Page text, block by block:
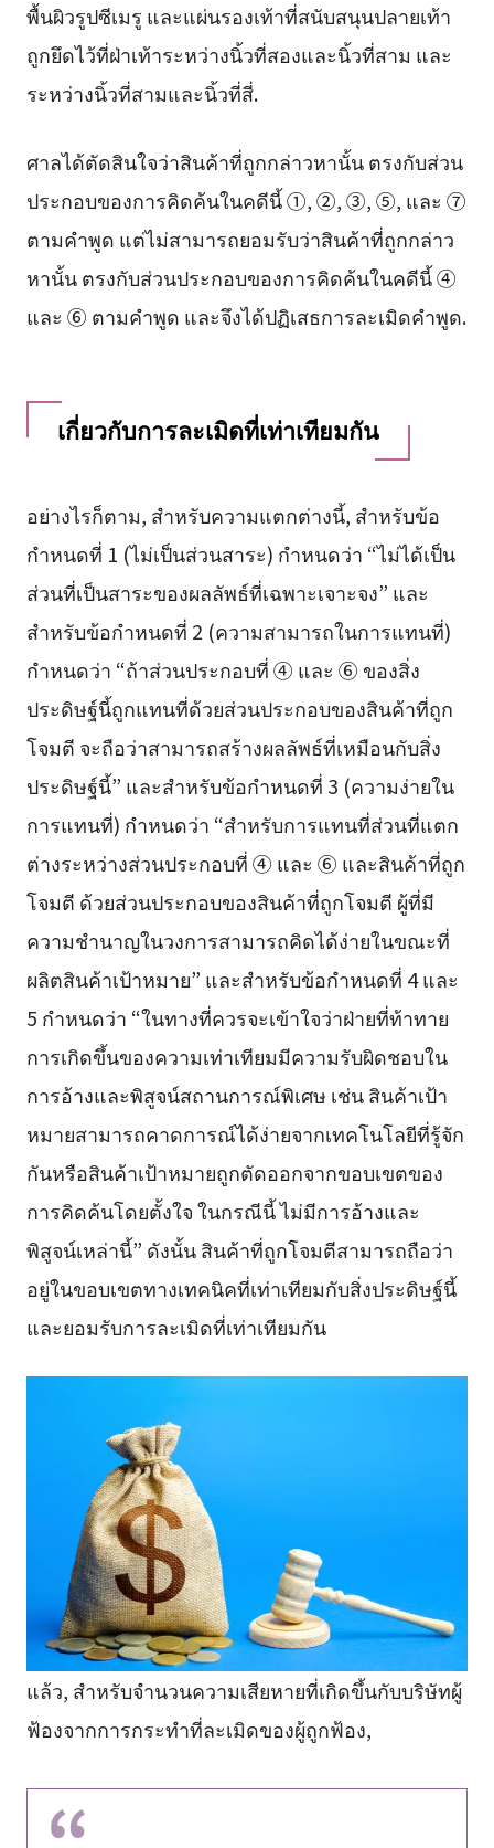
พื้นผิวรูปซีเมรู และแผ่นรองเท้าที่สนับสนุนปลายเท้า
ถูกยึดไว้ที่ฝ่าเท้าระหว่างนิ้วที่สองและนิ้วที่สาม และ
ระหว่างนิ้วที่สามและนิ้วที่สี่.
ศาลได้ตัดสินใจว่าสินค้าที่ถูกกล่าวหานั้น ตรงกับส่วน
ประกอบของการคิดค้นในคดีนี้ ①, ②, ③, ⑤, และ ⑦
ตามคำพูด แต่ไม่สามารถยอมรับว่าสินค้าที่ถูกกล่าว
หานั้น ตรงกับส่วนประกอบของการคิดค้นในคดีนี้ ④
และ ⑥ ตามคำพูด และจึงได้ปฏิเสธการละเมิดคำพูด.
เกี่ยวกับการละเมิดที่เท่าเทียมกัน
อย่างไรก็ตาม, สำหรับความแตกต่างนี้, สำหรับข้อ
กำหนดที่ 1 (ไม่เป็นส่วนสาระ) กำหนดว่า “ไม่ได้เป็น
ส่วนที่เป็นสาระของผลลัพธ์ที่เฉพาะเจาะจง” และ
สำหรับข้อกำหนดที่ 2 (ความสามารถในการแทนที่)
กำหนดว่า “ถ้าส่วนประกอบที่ ④ และ ⑥ ของสิ่ง
ประดิษฐ์นี้ถูกแทนที่ด้วยส่วนประกอบของสินค้าที่ถูก
โจมตี จะถือว่าสามารถสร้างผลลัพธ์ที่เหมือนกับสิ่ง
ประดิษฐ์นี้” และสำหรับข้อกำหนดที่ 3 (ความง่ายใน
การแทนที่) กำหนดว่า “สำหรับการแทนที่ส่วนที่แตก
ต่างระหว่างส่วนประกอบที่ ④ และ ⑥ และสินค้าที่ถูก
โจมตี ด้วยส่วนประกอบของสินค้าที่ถูกโจมตี ผู้ที่มี
ความชำนาญในวงการสามารถคิดได้ง่ายในขณะที่
ผลิตสินค้าเป้าหมาย” และสำหรับข้อกำหนดที่ 4 และ
5 กำหนดว่า “ในทางที่ควรจะเข้าใจว่าฝ่ายที่ท้าทาย
การเกิดขึ้นของความเท่าเทียมมีความรับผิดชอบใน
การอ้างและพิสูจน์สถานการณ์พิเศษ เช่น สินค้าเป้า
หมายสามารถคาดการณ์ได้ง่ายจากเทคโนโลยีที่รู้จัก
กันหรือสินค้าเป้าหมายถูกตัดออกจากขอบเขตของ
การคิดค้นโดยตั้งใจ ในกรณีนี้ ไม่มีการอ้างและ
พิสูจน์เหล่านี้” ดังนั้น สินค้าที่ถูกโจมตีสามารถถือว่า
อยู่ในขอบเขตทางเทคนิคที่เท่าเทียมกับสิ่งประดิษฐ์นี้
และยอมรับการละเมิดที่เท่าเทียมกัน
แล้ว, สำหรับจำนวนความเสียหายที่เกิดขึ้นกับบริษัทผู้
ฟ้องจากการกระทำที่ละเมิดของผู้ถูกฟ้อง,